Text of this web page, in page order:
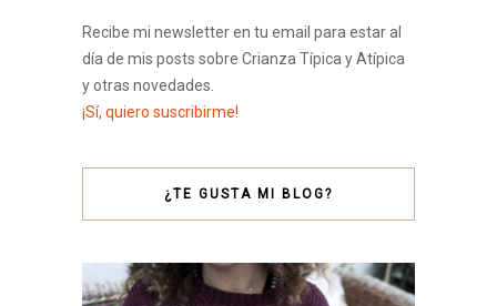
Recibe mi newsletter en tu email para estar al
día de mis posts sobre Crianza Típica y Atípica
y otras novedades.
¡Sí, quiero suscribirme!
¿TE GUSTA MI BLOG?